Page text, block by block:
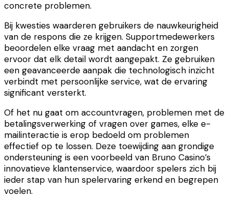
concrete problemen.
Bij kwesties waarderen gebruikers de nauwkeurigheid
van de respons die ze krijgen. Supportmedewerkers
beoordelen elke vraag met aandacht en zorgen
ervoor dat elk detail wordt aangepakt. Ze gebruiken
een geavanceerde aanpak die technologisch inzicht
verbindt met persoonlijke service, wat de ervaring
significant versterkt.
Of het nu gaat om accountvragen, problemen met de
betalingsverwerking of vragen over games, elke e-
mailinteractie is erop bedoeld om problemen
effectief op te lossen. Deze toewijding aan grondige
ondersteuning is een voorbeeld van Bruno Casino’s
innovatieve klantenservice, waardoor spelers zich bij
ieder stap van hun spelervaring erkend en begrepen
voelen.